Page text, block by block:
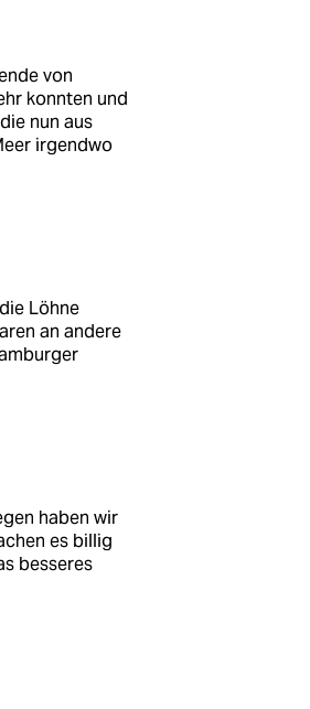
von
konnten und
nun aus
irgendwo
Löhne
an andere
haben wir
es billig
besseres